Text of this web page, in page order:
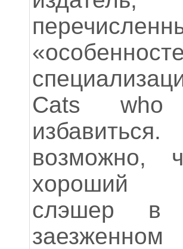
Cats who
возможно,
хороший
слэшер